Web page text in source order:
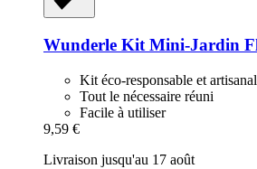
Wunderle Kit Mini-​Jardin
Kit éco-responsable et artisanal
Tout le nécessaire réuni
Facile à utiliser
9,59 €
Livraison jusqu'au 17 août